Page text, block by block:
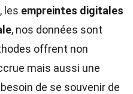
, les empreintes digitales
, nos données sont
offrent non
mais aussi une
de se souvenir de